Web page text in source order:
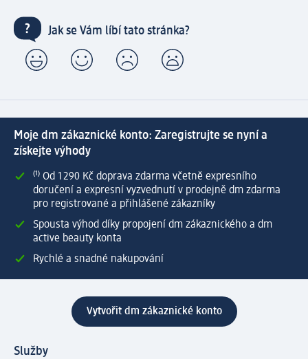
Jak se Vám líbí tato stránka?
Moje dm zákaznické konto: Zaregistrujte se nyní a
získejte výhody
⁽¹⁾ Od 1 290 Kč doprava zdarma včetně expresního
doručení a expresní vyzvednutí v prodejně dm zdarma
pro registrované a přihlášené zákazníky
Spousta výhod díky propojení dm zákaznického a dm
active beauty konta
Rychlé a snadné nakupování
Vytvořit dm zákaznické konto
Služby